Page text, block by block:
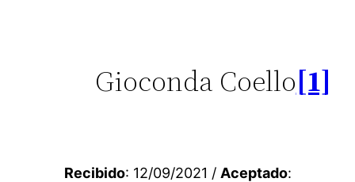
Gioconda Coello[1]
Recibido: 12/09/2021 / Aceptado: